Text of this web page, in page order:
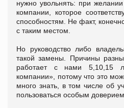
нужно увольнять: при
компании, которое
способностям. Не факт,
с таким местом.
Но руководство либо
такой замены. Причины
работает с нами 5,10,15
компании», потому что это
много знать, в том числе об
пользоваться особым доверием.